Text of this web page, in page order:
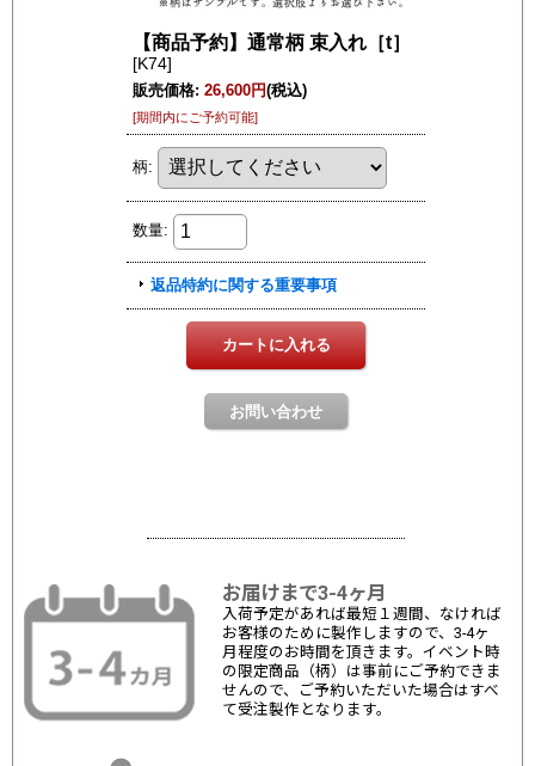
お届けまで3-4ヶ月
入荷予定があれば最短１週間、なければ
お客様のために製作しますので、3-4ヶ
月程度のお時間を頂きます。イベント時
の限定商品（柄）は事前にご予約できま
せんので、ご予約いただいた場合はすべ
て受注製作となります。